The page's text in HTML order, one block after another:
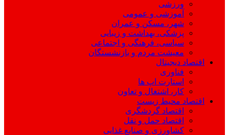
ورزشی
آموزشی و عمومی
شهر، مسکن و عمران
پزشکی، بهداشت و زیبایی
سیاسی، فرهنگی و اجتماعی
معیشت مردم و بازنشستگان
اقتصاد دیجیتال
فناوری
استارت اپ ها
کار، اشتغال و تعاون
اقتصاد محیط زیست
اقتصاد گردشگری
اقتصاد حمل و نقل
کشاورزی و صنایع غذایی